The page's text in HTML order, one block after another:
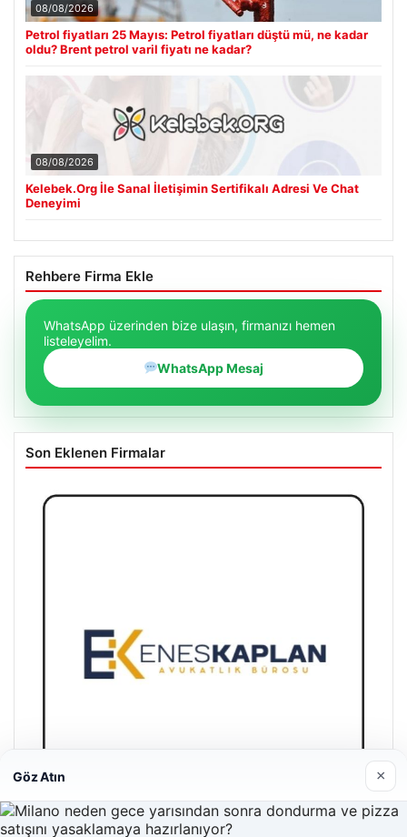
08/08/2026
Petrol fiyatları 25 Mayıs: Petrol fiyatları düştü mü, ne kadar
oldu? Brent petrol varil fiyatı ne kadar?
08/08/2026
Kelebek.Org İle Sanal İletişimin Sertifikalı Adresi Ve Chat
Deneyimi
Rehbere Firma Ekle
WhatsApp üzerinden bize ulaşın, firmanızı hemen
listeleyelim.
WhatsApp Mesaj
Son Eklenen Firmalar
Göz Atın ×